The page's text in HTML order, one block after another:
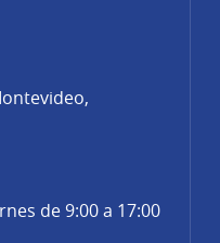
de 9:00 a 17:00